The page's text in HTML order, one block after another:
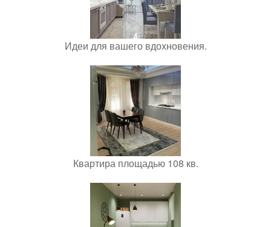
Идеи для вашего вдохновения.
Квартира площадью 108 кв.